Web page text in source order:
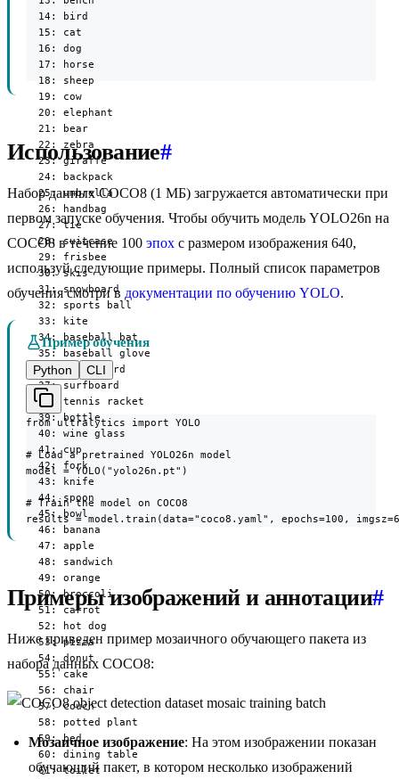
  14: bird
  15: cat
  16: dog
  17: horse
  18: sheep
  19: cow
  20: elephant
  21: bear
  22: zebra
  23: giraffe
  24: backpack
  25: umbrella
  26: handbag
  27: tie
  28: suitcase
  29: frisbee
  30: skis
  31: snowboard
  32: sports ball
  33: kite
  34: baseball bat
  35: baseball glove
  36: skateboard
  37: surfboard
  38: tennis racket
  39: bottle
  40: wine glass
  41: cup
  42: fork
  43: knife
  44: spoon
  45: bowl
  46: banana
  47: apple
  48: sandwich
  49: orange
  50: broccoli
  51: carrot
  52: hot dog
  53: pizza
  54: donut
  55: cake
  56: chair
  57: couch
  58: potted plant
  59: bed
  60: dining table
  61: toilet
Использование#
Набор данных COCO8 (1 МБ) загружается автоматически при
первом запуске обучения. Чтобы обучить модель YOLO26n на
COCO8 в течение 100 эпох с размером изображения 640,
используй следующие примеры. Полный список параметров
обучения смотри в документации по обучению YOLO.
Пример обучения
Python
CLI
from ultralytics import YOLO
# Load a pretrained YOLO26n model
model = YOLO("yolo26n.pt")
# Train the model on COCO8
results = model.train(data="coco8.yaml", epochs=100,
Примеры изображений и аннотации#
Ниже приведен пример мозаичного обучающего пакета из
набора данных COCO8:
Мозаичное изображение: На этом изображении показан
обучающий пакет, в котором несколько изображений